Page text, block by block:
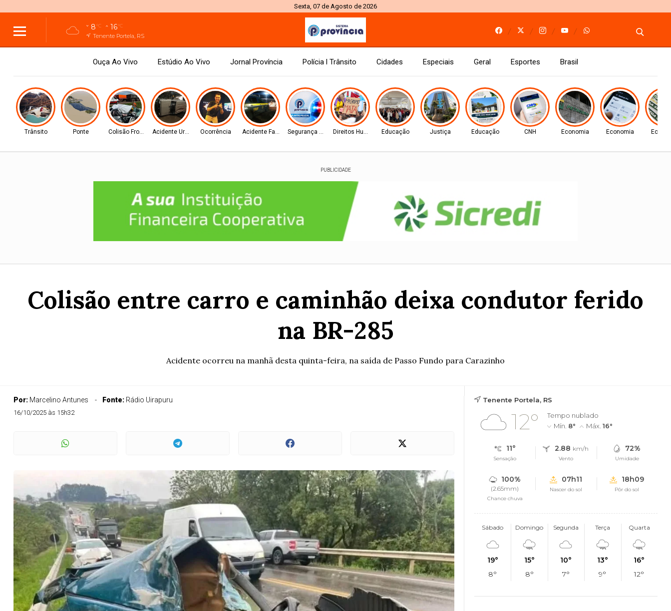
Sexta, 07 de Agosto de 2026
8°C 16°C
Tenente Portela, RS
Ouça Ao Vivo Estúdio Ao Vivo Jornal Província Polícia l Trânsito Cidades Especiais Geral Esportes Brasil
Trânsito Ponte Colisão Frontal Acidente Urbano Ocorrência Acidente Fatal Segurança PúblicaDireitos HumanosEducação Justiça Educação CNH Economia Economia
PUBLICIDADE
Colisão entre carro e caminhão deixa condutor ferido
na BR-285
Acidente ocorreu na manhã desta quinta-feira, na saída de Passo Fundo para Carazinho
Por: Marcelino Antunes Fonte: Rádio Uirapuru
16/10/2025 às 15h32
Tenente Portela, RS
12°
Tempo nublado
Mín. 8° Máx. 16°
11°
Sensação
2.88 km/h
Vento
72%
Umidade
100%
(2.65mm)
Chance chuva
07h11
Nascer do sol
18h09
Pôr do sol
Sábado
19°
8°
Domingo
15°
8°
Segunda
10°
7°
Terça
13°
9°
Quarta
16°
12°